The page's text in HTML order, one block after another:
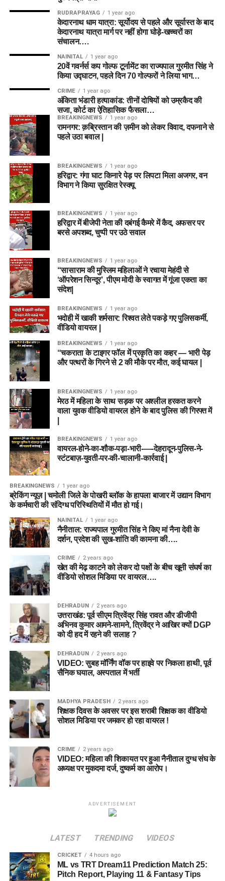
RUDRAPRAYAG 1 year ago
केदारनाथ धाम यात्रा: सूर्योदय से पहले और सूर्यास्त के बाद
केदारनाथ यात्रा मार्ग पर नहीं होगा घोड़े-खच्चरों का
संचालन….
NAINITAL 1 year ago
20वें गवर्नर्स कप गोल्फ टूर्नामेंट का राज्यपाल गुरमीत सिंह ने
किया उद्घाटन, पहले दिन 70 गोल्फरों ने लिया भाग…
CRIME 1 year ago
अंकिता भंडारी हत्याकांड: तीनों दोषियों को उम्रकैद की
सजा, कोर्ट का ऐतिहासिक फैसला…
BREAKINGNEWS 1 year ago
रामनगर: क़ब्रिस्तान की ज़मीन को लेकर विवाद, दफनाने से
पहले उठा बवाल |
BREAKINGNEWS 1 year ago
हरिद्वार: गंगा घाट किनारे पेड़ पर लिपटा मिला अजगर, वन
विभाग ने किया सुरक्षित रेस्क्यू
BREAKINGNEWS 1 year ago
हरिद्वार में बीजेपी नेता की दबंगई कैमरे में कैद, अफसर पर
बरसे अपशब्द, चुप्पी पर उठे सवाल
BREAKINGNEWS 1 year ago
“सासाराम की मुस्लिम महिलाओं ने रचाया मेहंदी से
‘ऑपरेशन सिन्दूर’, पीएम मोदी के स्वागत में गूंजा एकता का
संदेश|
BREAKINGNEWS 1 year ago
भदोही में खाकी शर्मसार: रिश्वत लेते पकड़े गए पुलिसकर्मी,
वीडियो वायरल |
BREAKINGNEWS 1 year ago
“चकराता के टाइगर फॉल में प्रकृति का कहर — भारी पेड़
और पत्थरों के गिरने से 2 की मौके पर मौत, कई घायल |
BREAKINGNEWS 1 year ago
मेरठ में महिला के साथ सड़क पर अश्लील हरकत करने
वाला युवक वीडियो वायरल होने के बाद पुलिस की गिरफ्त में
BREAKINGNEWS 1 year ago
वायरल-होने-का-शौक-पड़ा-भारी-—-देहरादून-पुलिस-ने-
स्टंटबाज़-युवती-पर-की-चालानी-कार्रवाई |
BREAKINGNEWS 1 year ago
ब्रेकिंग न्यूज़ | चमोली जिले के पोखरी ब्लॉक के हापला बाजार में उद्यान विभाग
के कर्मचारी की संदिग्ध परिस्थितियों में मौत हो गई।
NAINITAL 1 year ago
नैनीताल: राज्यपाल गुरमीत सिंह ने किए मां नैना देवी के
दर्शन, प्रदेश की सुख-शांति की कामना की….
CRIME 2 years ago
खेत की मेढ़ काटने को लेकर दो पक्षों के बीच खूनी संघर्ष का
वीडियो सोशल मिडिया पर वायरल….
DEHRADUN 2 years ago
उत्तराखंड: पूर्व सीएम त्रिवेंद्र सिंह रावत और डीजीपी
अभिनव कुमार आमने-सामने, त्रिवेंद्र ने आखिर क्यों DGP
को दी हद में रहने की सलाह ?
DEHRADUN 2 years ago
VIDEO: सुबह मॉर्निंग वॉक पर हाइवे पर निकला हाथी, पूर्व
सैनिक घयाल, अस्पताल में भर्ती
MADHYA PRADESH 2 years ago
शिक्षक दिवस के अवसर पर इस शराबी शिक्षक का वीडियो
सोशल मिडिया पर जमकर हो रहा वायरल !
CRIME 2 years ago
VIDEO: महिला की शिकायत पर हुआ नैनीताल दुग्ध संघ के
अध्यक्ष पर मुकदमा दर्ज, दुष्कर्म का आरोप।
ADVERTISEMENT
LATEST TRENDING VIDEOS
CRICKET 4 hours ago
ML vs TRT Dream11 Prediction Match 25:
Pitch Report, Playing 11 & Fantasy Tips